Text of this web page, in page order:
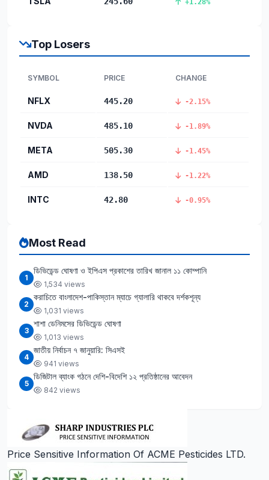
Top Losers
SYMBOL PRICE CHANGE
NFLX 445.20 -2.15%
NVDA 485.10 -1.89%
META 505.30 -1.45%
AMD 138.50 -1.22%
INTC 42.80 -0.95%
Most Read
1
ডিভিডেন্ড ঘোষণা ও ইপিএস প্রকাশের তারিখ জানাল ১১ কোম্পানি
1,534 views
2
করাচিতে বাংলাদেশ-পাকিস্তান ম্যাচে গ্যালারি থাকবে দর্শকশূন্য
1,031 views
3
শাশা ডেনিমসের ডিভিডেন্ড ঘোষণা
1,013 views
4
জাতীয় নির্বাচন ৭ জানুয়ারি: সিএসই
941 views
5
ডিজিটাল ব্যাংক গঠনে দেশি-বিদেশি ১২ প্রতিষ্ঠানের আবেদন
842 views
Price Sensitive Information Of ACME Pesticides LTD.